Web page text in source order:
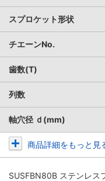
スプロケット形状
チエーンNo.
歯数(T)
列数
軸穴径 ｄ(mm)
商品詳細をもっと見
SUSFBN80B ステンレス